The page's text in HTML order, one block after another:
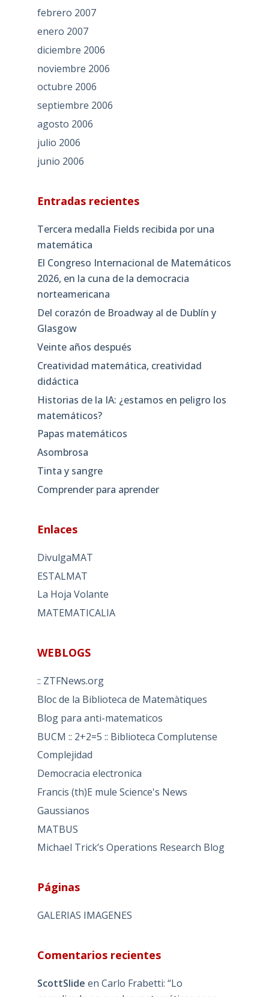
febrero 2007
enero 2007
diciembre 2006
noviembre 2006
octubre 2006
septiembre 2006
agosto 2006
julio 2006
junio 2006
Entradas recientes
Tercera medalla Fields recibida por una
matemática
El Congreso Internacional de Matemáticos
2026, en la cuna de la democracia
norteamericana
Del corazón de Broadway al de Dublín y
Glasgow
Veinte años después
Creatividad matemática, creatividad
didáctica
Historias de la IA: ¿estamos en peligro los
matemáticos?
Papas matemáticos
Asombrosa
Tinta y sangre
Comprender para aprender
Enlaces
DivulgaMAT
ESTALMAT
La Hoja Volante
MATEMATICALIA
WEBLOGS
:: ZTFNews.org
Bloc de la Biblioteca de Matemàtiques
Blog para anti-matematicos
BUCM :: 2+2=5 :: Biblioteca Complutense
Complejidad
Democracia electronica
Francis (th)E mule Science's News
Gaussianos
MATBUS
Michael Trick’s Operations Research Blog
Páginas
GALERIAS IMAGENES
Comentarios recientes
ScottSlide en Carlo Frabetti: “Lo